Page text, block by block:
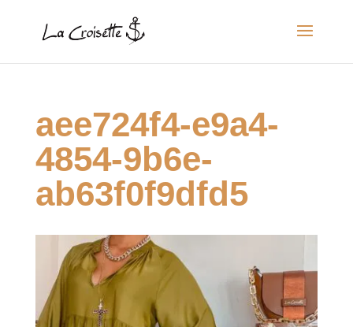
aee724f4-e9a4-
4854-9b6e-
ab63f0f9dfd5